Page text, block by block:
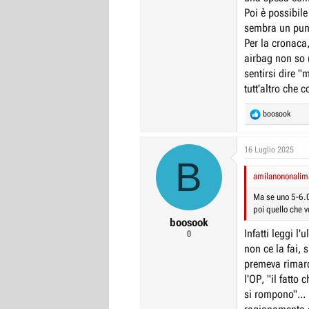
Poi è
sembra un
Per la
airbag non so
sentirsi dire
tutt'altro che
R
e
c
n
s
boosook
B
boosook
0
16 Luglio 2025
Ma se uno 5-
poi quello che
Infatti leggi
non ce la fai,
premeva
l'OP, "il fatto
si rompono"...